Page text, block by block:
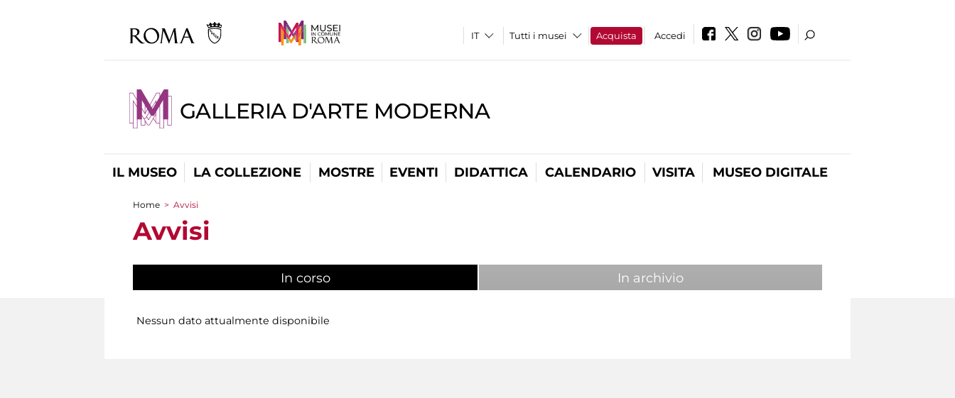
Tutti i musei Acquista Accedi
GALLERIA D'ARTE MODERNA
IL MUSEO LA COLLEZIONE MOSTRE EVENTI DIDATTICA CALENDARIO VISITA MUSEO DIGITALE
Tu sei qui
Home > Avvisi
Avvisi
In corso(scheda attiva) In archivio
Nessun dato attualmente disponibile